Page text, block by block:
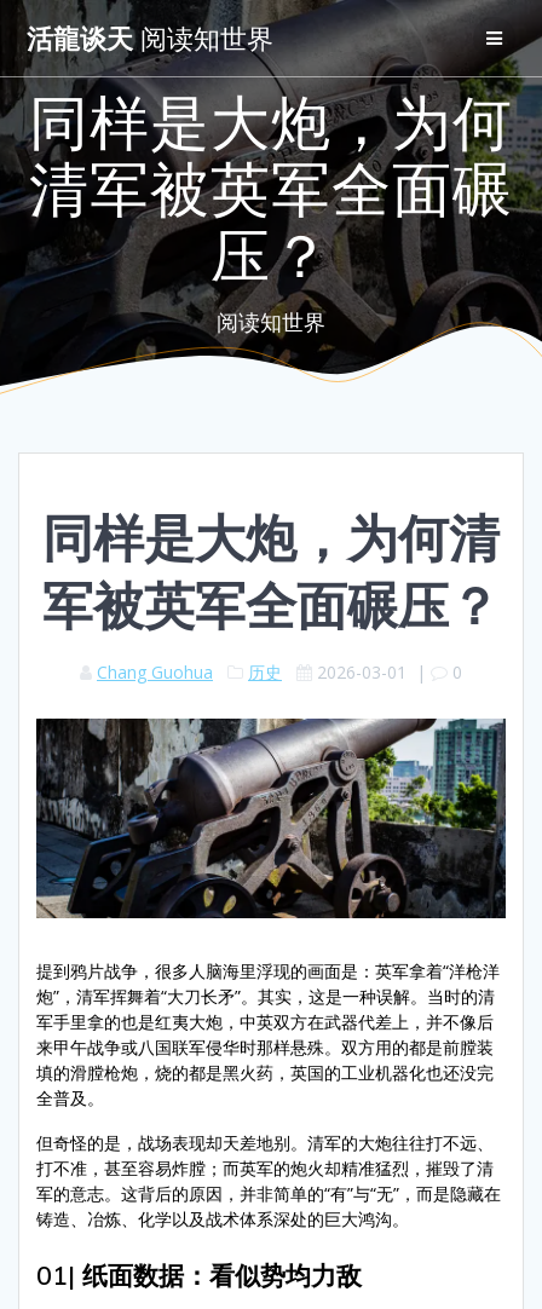
Skip
to
content
活龍谈天阅读知世界
同样是大炮，为何
清军被英军全面碾
压？
阅读知世界
同样是大炮，为何清
军被英军全面碾压？
Chang Guohua 历史 2026-03-01 | 0
提到鸦片战争，很多人脑海里浮现的画面是：英军拿着“洋枪洋
炮”，清军挥舞着“大刀长矛”。其实，这是一种误解。当时的清
军手里拿的也是红夷大炮，中英双方在武器代差上，并不像后
来甲午战争或八国联军侵华时那样悬殊。双方用的都是前膛装
填的滑膛枪炮，烧的都是黑火药，英国的工业机器化也还没完
全普及。
但奇怪的是，战场表现却天差地别。清军的大炮往往打不远、
打不准，甚至容易炸膛；而英军的炮火却精准猛烈，摧毁了清
军的意志。这背后的原因，并非简单的“有”与“无”，而是隐藏在
铸造、冶炼、化学以及战术体系深处的巨大鸿沟。
01| 纸面数据：看似势均力敌